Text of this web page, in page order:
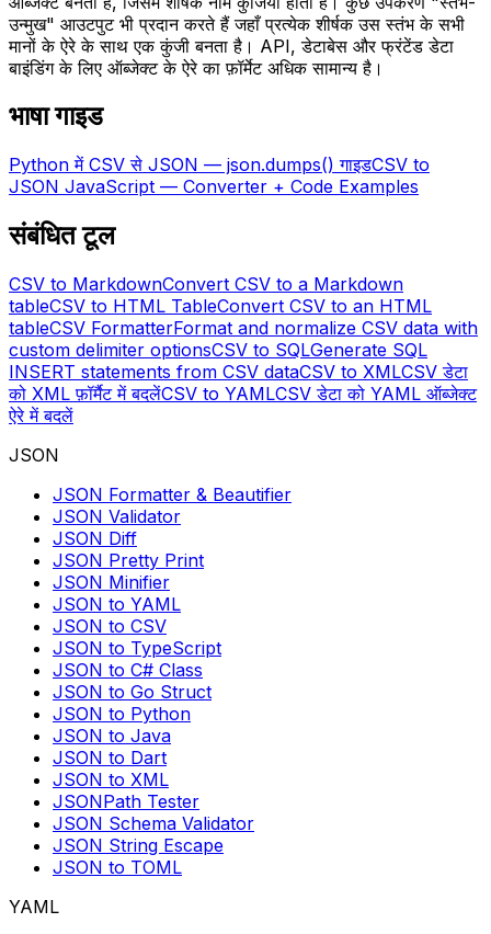
उन्मुख" आउटपुट भी प्रदान करते हैं जहाँ प्रत्येक शीर्षक उस स्तंभ के सभी
मानों के ऐरे के साथ एक कुंजी बनता है। API, डेटाबेस और फ्रंटेंड डेटा
बाइंडिंग के लिए ऑब्जेक्ट के ऐरे का फ़ॉर्मेट अधिक सामान्य है।
भाषा गाइड
Python में CSV से JSON — json.dumps() गाइडCSV to
JSON JavaScript — Converter + Code Examples
संबंधित टूल
CSV to MarkdownConvert CSV to a Markdown
tableCSV to HTML TableConvert CSV to an HTML
tableCSV FormatterFormat and normalize CSV data with
custom delimiter optionsCSV to SQLGenerate SQL
INSERT statements from CSV dataCSV to XMLCSV डेटा
को XML फ़ॉर्मैट में बदलेंCSV to YAMLCSV डेटा को YAML ऑब्जेक्ट
ऐरे में बदलें
JSON
JSON Formatter & Beautifier
JSON Validator
JSON Diff
JSON Pretty Print
JSON Minifier
JSON to YAML
JSON to CSV
JSON to TypeScript
JSON to C# Class
JSON to Go Struct
JSON to Python
JSON to Java
JSON to Dart
JSON to XML
JSONPath Tester
JSON Schema Validator
JSON String Escape
JSON to TOML
YAML